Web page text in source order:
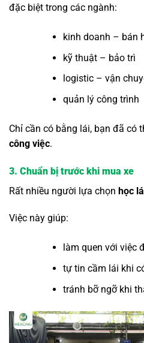
đặc biệt trong các ngành:
kinh doanh – bán
kỹ thuật – bảo trì
logistic – vận
quản lý công trình
Chỉ cần có bằng lái, bạn đã có
công việc.
3. Chuẩn bị trước khi mua xe
Rất nhiều người lựa chọn học
Việc này giúp:
làm quen với việc
tự tin cầm lái khi
tránh bỡ ngỡ khi